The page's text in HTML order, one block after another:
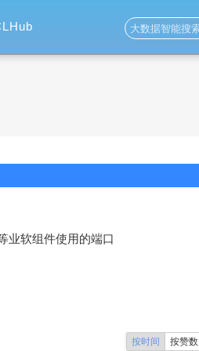
业软组件使用的端口
按时间 按赞数